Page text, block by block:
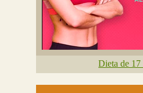
Dieta de 17